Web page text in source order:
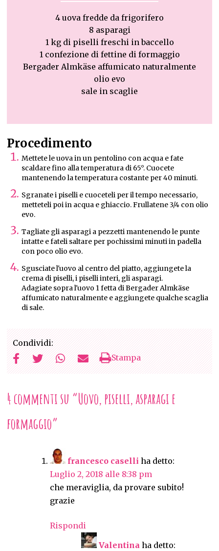
4 uova fredde da frigorifero
8 asparagi
1 kg di piselli freschi in baccello
1 confezione di fettine di formaggio
Bergader Almkäse affumicato naturalmente
olio evo
sale in scaglie
Procedimento
Mettete le uova in un pentolino con acqua e fate
scaldare fino alla temperatura di 65°. Cuocete
mantenendo la temperatura costante per 40 minuti.
Sgranate i piselli e cuoceteli per il tempo necessario,
metteteli poi in acqua e ghiaccio. Frullatene 3/4 con olio
evo.
Tagliate gli asparagi a pezzetti mantenendo le punte
intatte e fateli saltare per pochissimi minuti in padella
con poco olio evo.
Sgusciate l'uovo al centro del piatto, aggiungete la
crema di piselli, i piselli interi, gli asparagi.
Adagiate sopra l'uovo 1 fetta di Bergader Almkäse
affumicato naturalmente e aggiungete qualche scaglia
di sale.
Condividi:
Stampa
4 commenti su “Uovo, piselli, asparagi e
formaggio”
francesco caselli ha detto:
Luglio 2, 2018 alle 8:38 pm
che meraviglia, da provare subito!
grazie
Rispondi
Valentina ha detto: